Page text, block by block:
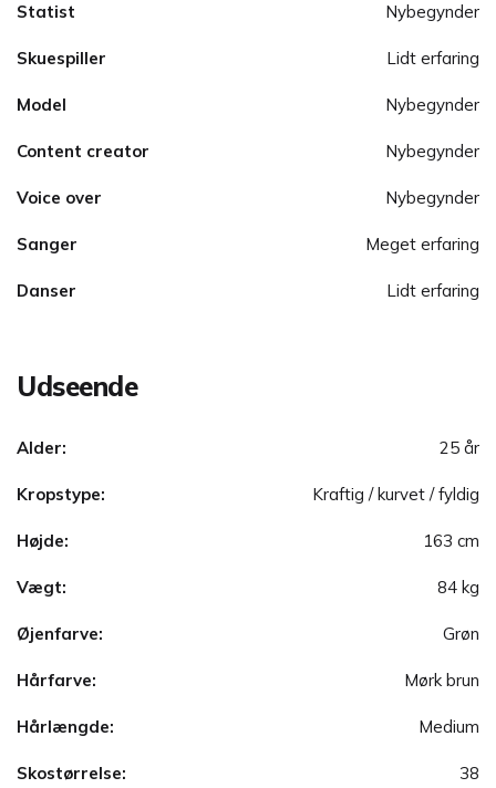
Statist Nybegynder
Skuespiller Lidt erfaring
Model Nybegynder
Content creator Nybegynder
Voice over Nybegynder
Sanger Meget erfaring
Danser Lidt erfaring
Udseende
Alder: 25 år
Kropstype: Kraftig / kurvet / fyldig
Højde: 163 cm
Vægt: 84 kg
Øjenfarve: Grøn
Hårfarve: Mørk brun
Hårlængde: Medium
Skostørrelse: 38